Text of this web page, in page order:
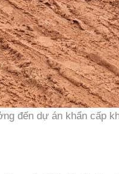
đến dự án khẩn cấp